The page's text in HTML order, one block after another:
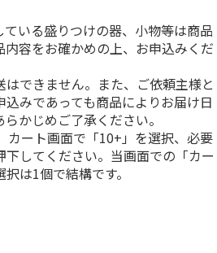
いる盛りつけの器、小物等は商品
容をお確かめの上、お申込みくだ
できません。また、ご依頼主様と
みであっても商品によりお届け日
かじめご了承ください。
ート画面で「10+」を選択、必要
してください。当画面での「カー
は1個で結構です。